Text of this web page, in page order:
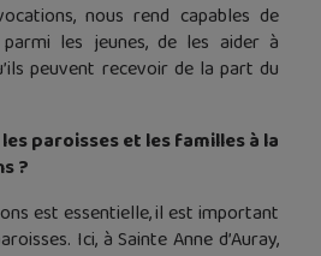
nous rend capables de
les jeunes, de les aider à
peuvent recevoir de la part du
paroisses et les familles à la
?
est essentielle, il est important
Ici, à Sainte Anne d’Auray,